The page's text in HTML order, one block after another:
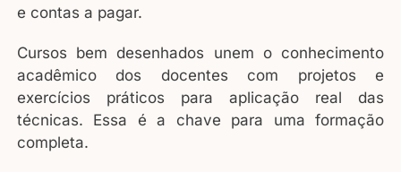
e contas a pagar.
Cursos bem desenhados unem o conhecimento
acadêmico dos docentes com projetos e
exercícios práticos para aplicação real das
técnicas. Essa é a chave para uma formação
completa.